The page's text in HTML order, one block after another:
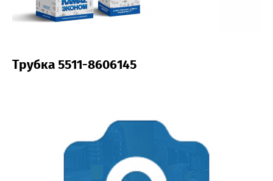
Трубка 5511-8606145